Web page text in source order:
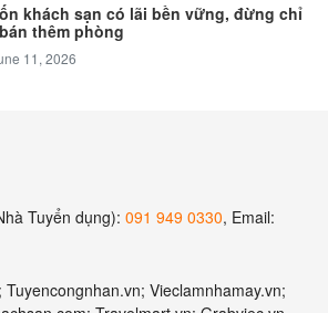
khách sạn có lãi bền vững, đừng chỉ
thêm phòng
11, 2026
Tuyển dụng): 091 949 0330, Email:
Tuyencongnhan.vn; Vieclamnhamay.vn;